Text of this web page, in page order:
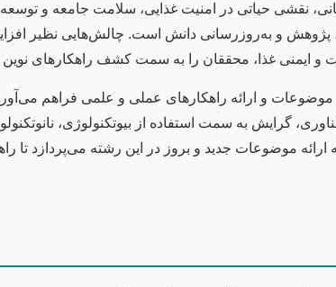
نقشی حیاتی در امنیت غذایی، سلامت جامعه و توسعه
پژوهش و به‌روزرسانی دانش است. چالش‌هایی نظیر
و ایمنی غذا، محققان را به سمت کشف راهکارهای نوین
و ارائه راهکارهای عملی و علمی فراهم
گرایش به سمت استفاده از بیوتکنولوژی،
موضوعات جدید و بروز در این رشته می‌پردازد تا